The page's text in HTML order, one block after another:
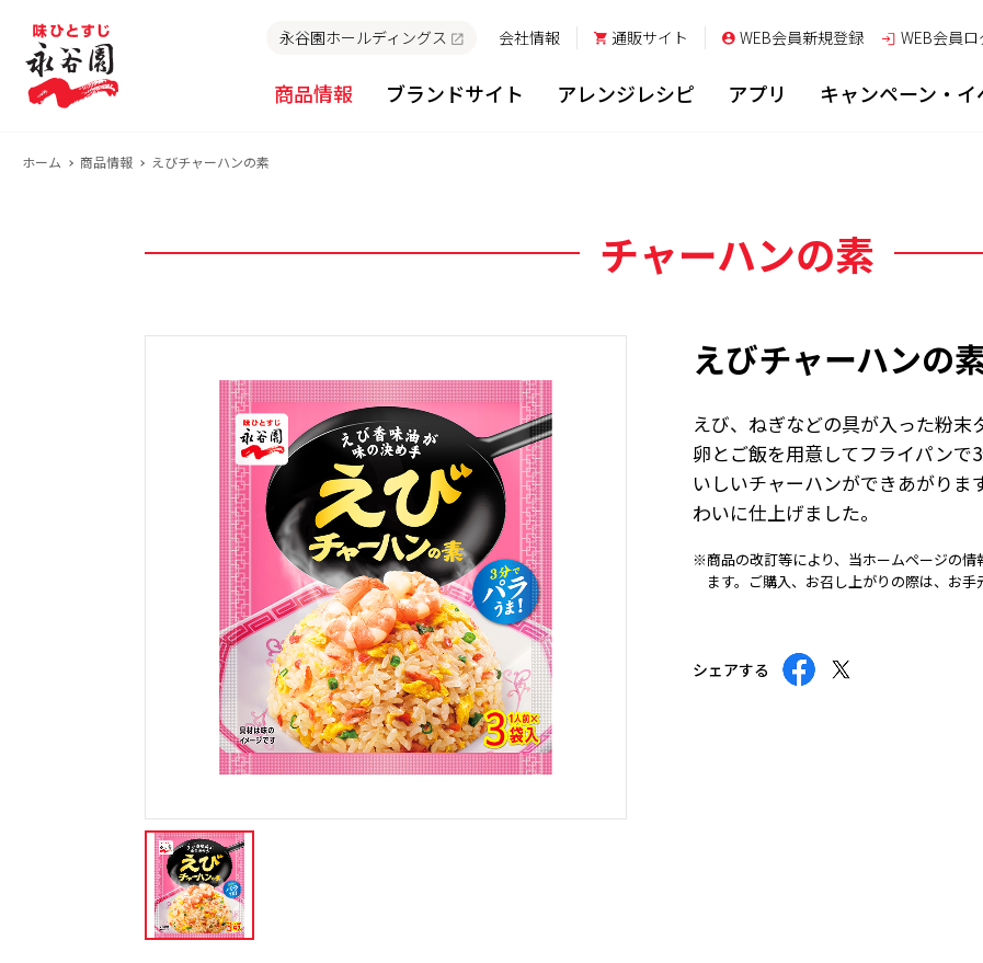
永谷園ホールディングス 会社情報 通販サイト WEB会員新規登録 WEB会員
商品情報 ブランドサイト アレンジレシピ アプリ キャンペーン・イ
ホーム 商品情報 えびチャーハンの素
チャーハンの素
えびチャーハンの
えび、ねぎなどの具が入った粉末
卵とご飯を用意してフライパンで
いしいチャーハンができあがり
わいに仕上げました。
※商品の改訂等により、当ホームページの
ます。ご購入、お召し上がりの際は、お手
シェアする